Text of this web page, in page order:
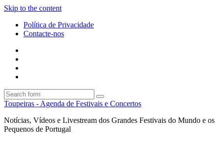
Skip to the content
Política de Privacidade
Contacte-nos
Search
Toupeiras - Agenda de Festivais e Concertos
Notícias, Vídeos e Livestream dos Grandes Festivais do Mundo e os
Pequenos de Portugal